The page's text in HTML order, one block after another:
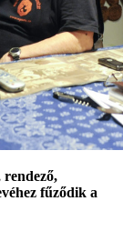
fűződik a